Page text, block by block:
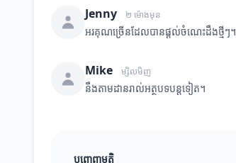
Jenny ២ ម៉ោងមុន
អរគុណច្រើនដែលបានផ្តល់ចំណេះដឹងថ្មីៗ។
Mike ម្សិលមិញ
នឹងតាមដានរាល់អត្ថបទបន្តទៀត។
បញ្ចេញមតិ